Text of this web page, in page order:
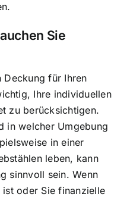
Sie
Deckung für Ihren
Ihre individuellen
zu berücksichtigen.
in welcher Umgebung
in einer
leben, kann
sinnvoll sein. Wenn
oder Sie finanzielle